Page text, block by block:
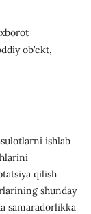
ob’ekt,
ishlab
qilish
shunday
samaradorlikka